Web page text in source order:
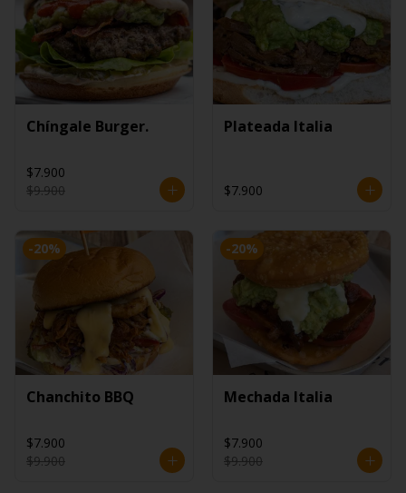
Chíngale Burger.
$7.900
$9.900
Plateada Italia
$7.900
-20%
Chanchito BBQ
$7.900
$9.900
-20%
Mechada Italia
$7.900
$9.900